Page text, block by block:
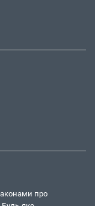
про